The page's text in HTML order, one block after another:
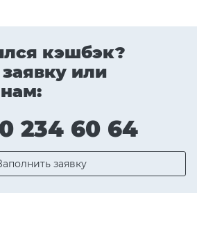
кэшбэк?
или
234 60 64
заявку